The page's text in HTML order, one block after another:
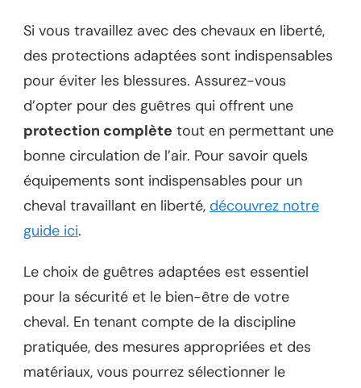
Si vous travaillez avec des chevaux en liberté,
des protections adaptées sont indispensables
pour éviter les blessures. Assurez-vous
d’opter pour des guêtres qui offrent une
protection complète tout en permettant une
bonne circulation de l’air. Pour savoir quels
équipements sont indispensables pour un
cheval travaillant en liberté, découvrez notre
guide ici.
Le choix de guêtres adaptées est essentiel
pour la sécurité et le bien-être de votre
cheval. En tenant compte de la discipline
pratiquée, des mesures appropriées et des
matériaux, vous pourrez sélectionner le